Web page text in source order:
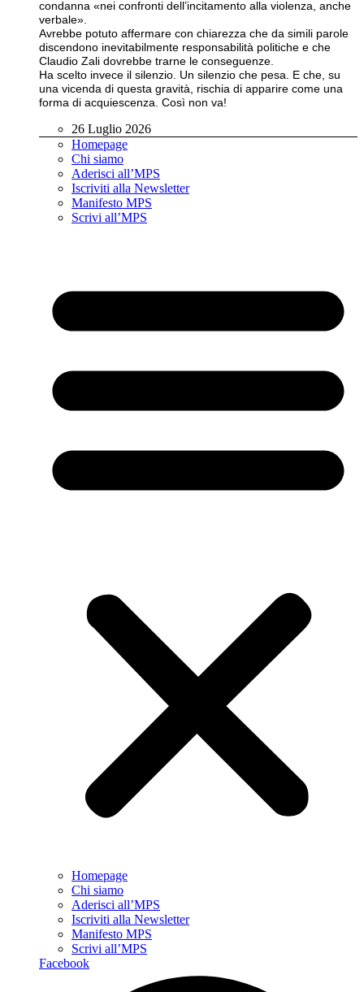
condanna «nei confronti dell’incitamento alla violenza, anche
verbale».
Avrebbe potuto affermare con chiarezza che da simili parole
discendono inevitabilmente responsabilità politiche e che
Claudio Zali dovrebbe trarne le conseguenze.
Ha scelto invece il silenzio. Un silenzio che pesa. E che, su
una vicenda di questa gravità, rischia di apparire come una
forma di acquiescenza. Così non va!
26 Luglio 2026
Homepage
Chi siamo
Aderisci all’MPS
Iscriviti alla Newsletter
Manifesto MPS
Scrivi all’MPS
Homepage
Chi siamo
Aderisci all’MPS
Iscriviti alla Newsletter
Manifesto MPS
Scrivi all’MPS
Facebook